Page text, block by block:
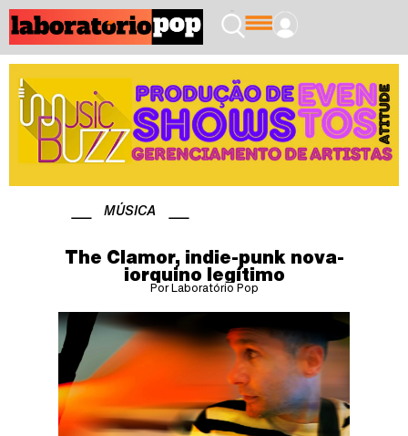
MÚSICA
The Clamor, indie-punk nova-
iorquino legítimo
Por Laboratório Pop